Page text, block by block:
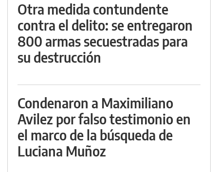
Otra medida contundente
contra el delito: se entregaron
800 armas secuestradas para
su destrucción
Condenaron a Maximiliano
Avilez por falso testimonio en
el marco de la búsqueda de
Luciana Muñoz